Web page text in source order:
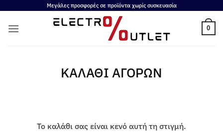
περιεχόμενο
Μεγάλες προσφορές σε προϊόντα χωρίς συσκευασία
0
ΚΑΛΆΘΙ ΑΓΟΡΏΝ
Το καλάθι σας είναι κενό αυτή τη στιγμή.